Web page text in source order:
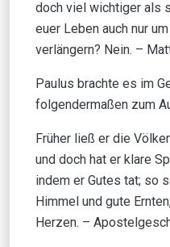
doch viel wichtiger als
euer Leben auch nur
verlängern? Nein. –
Paulus brachte es im
folgendermaßen zum
Früher ließ er die
und doch hat er klare
indem er Gutes tat; so
Himmel und gute
Herzen. –